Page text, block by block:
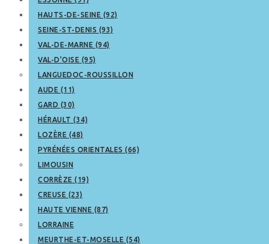
HAUTS-DE-SEINE (92)
SEINE-ST-DENIS (93)
VAL-DE-MARNE (94)
VAL-D’OISE (95)
LANGUEDOC-ROUSSILLON
AUDE (11)
GARD (30)
HÉRAULT (34)
LOZÈRE (48)
PYRÉNÉES ORIENTALES (66)
LIMOUSIN
CORRÈZE (19)
CREUSE (23)
HAUTE VIENNE (87)
LORRAINE
MEURTHE-ET-MOSELLE (54)